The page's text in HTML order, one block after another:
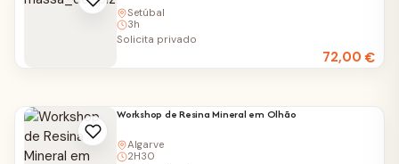
Setúbal
3h
72,00€
Solicita privado
Workshop de Resina Mineral em Olhão
Algarve
2H30